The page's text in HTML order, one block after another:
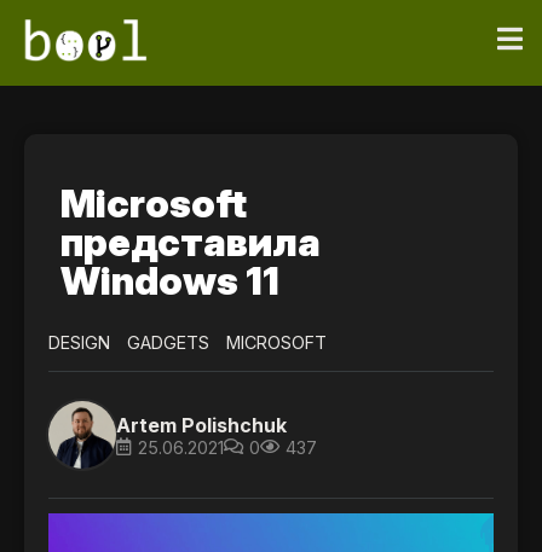
Microsoft
представила
Windows 11
DESIGN GADGETS MICROSOFT
Artem Polishchuk
25.06.2021 0 437